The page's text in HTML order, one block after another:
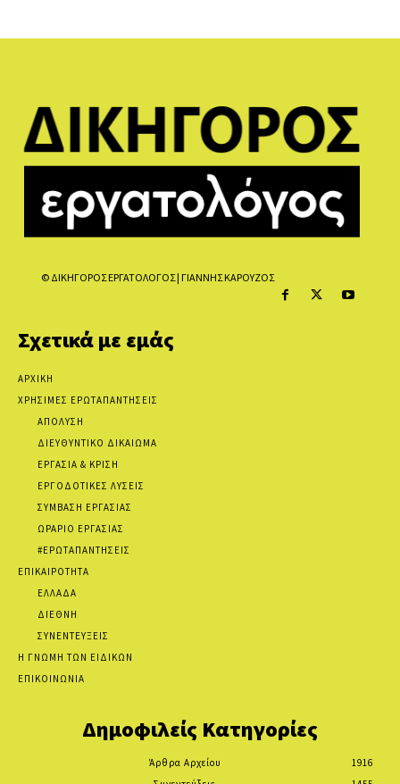
© ΔΙΚΗΓΟΡΟΣ ΕΡΓΑΤΟΛΟΓΟΣ | ΓΙΑΝΝΗΣ ΚΑΡΟΥΖΟΣ
Σχετικά με εμάς
ΑΡΧΙΚΗ
ΧΡΗΣΙΜΕΣ ΕΡΩΤΑΠΑΝΤΗΣΕΙΣ
ΑΠΟΛΥΣΗ
ΔΙΕΥΘΥΝΤΙΚΟ ΔΙΚΑΙΩΜΑ
ΕΡΓΑΣΙΑ & ΚΡΙΣΗ
ΕΡΓΟΔΟΤΙΚΕΣ ΛΥΣΕΙΣ
ΣΥΜΒΑΣΗ ΕΡΓΑΣΙΑΣ
ΩΡΑΡΙΟ ΕΡΓΑΣΙΑΣ
#ΕΡΩΤΑΠΑΝΤΗΣΕΙΣ
ΕΠΙΚΑΙΡΟΤΗΤΑ
ΕΛΛΑΔΑ
ΔΙΕΘΝΗ
ΣΥΝΕΝΤΕΥΞΕΙΣ
Η ΓΝΩΜΗ ΤΩΝ ΕΙΔΙΚΩΝ
ΕΠΙΚΟΙΝΩΝΙΑ
Δημοφιλείς Κατηγορίες
Άρθρα Αρχείου
1916